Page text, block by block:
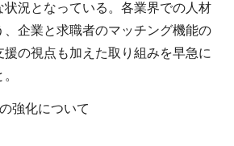
状況となっている。各業界での人材
、企業と求職者のマッチング機能の
の視点も加えた取り組みを早急に
強化について